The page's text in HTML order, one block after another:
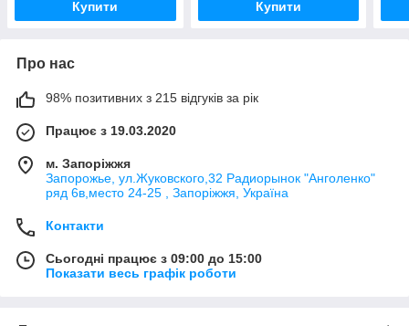
Купити Купити
Про нас
98% позитивних з 215 відгуків за рік
Працює з 19.03.2020
м. Запоріжжя
Запорожье, ул.Жуковского,32 Радиорынок "Анголенко"
ряд 6в,место 24-25 , Запоріжжя, Україна
Контакти
Сьогодні працює з 09:00 до 15:00
Показати весь графік роботи